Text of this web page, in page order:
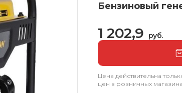
Бензиновый
1 202,9 руб.
Цена действительна
цен в розничных